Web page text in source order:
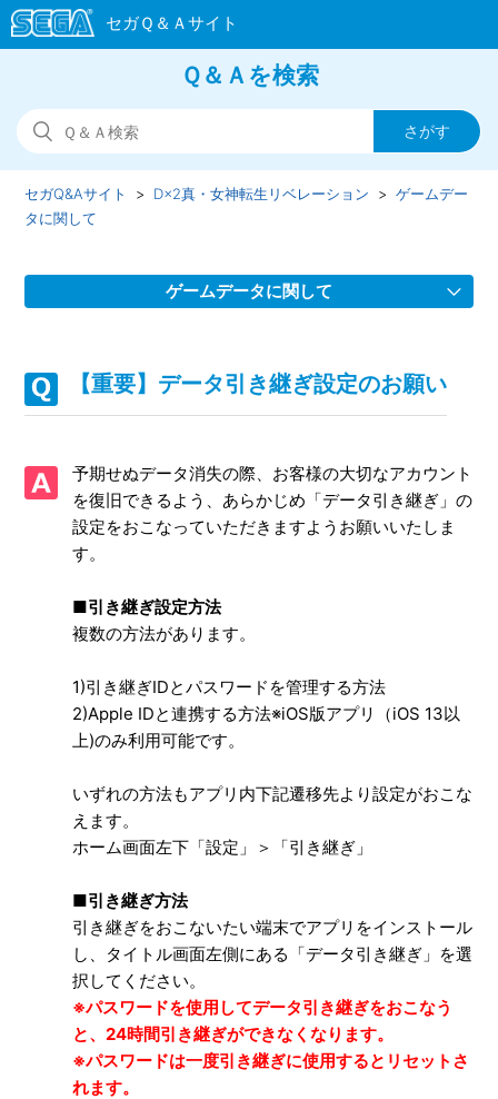
Ｑ＆Ａを検索
セガQ&Aサイト D×2真・女神転生リベレーション
ゲームデー
タに関して
ゲームデータに関して
【重要】データ引き継ぎ設定のお願い
端末が壊れた/誤って初期化してしまったデータを復旧して
ほしい
データ引継ぎ後の元端末のデータについて
退会・アカウントを削除したい
【重要】データ引き継ぎ設定のお願い
予期せぬデータ消失の際、お客様の大切なアカウント
を復旧できるよう、あらかじめ「データ引き継ぎ」の
設定をおこなっていただきますようお願いいたしま
す。
■引き継ぎ設定方法
複数の方法があります。
1)引き継ぎIDとパスワードを管理する方法
2)Apple IDと連携する方法※iOS版アプリ（iOS 13以
上)のみ利用可能です。
いずれの方法もアプリ内下記遷移先より設定がおこな
えます。
ホーム画面左下「設定」＞「引き継ぎ」
■引き継ぎ方法
引き継ぎをおこないたい端末でアプリをインストール
し、タイトル画面左側にある「データ引き継ぎ」を選
択してください。
※パスワードを使用してデータ引き継ぎをおこなう
と、24時間引き継ぎができなくなります。
※パスワードは一度引き継ぎに使用するとリセットさ
れます。